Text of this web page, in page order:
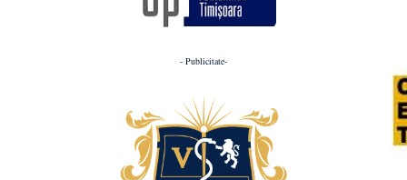
- Publicitate-